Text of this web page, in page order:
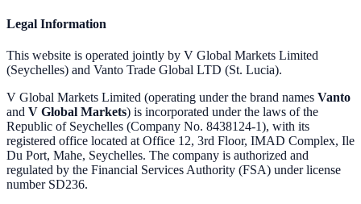
Legal Information
This website is operated jointly by V Global Markets Limited
(Seychelles) and Vanto Trade Global LTD (St. Lucia).
V Global Markets Limited (operating under the brand names Vanto
and V Global Markets) is incorporated under the laws of the
Republic of Seychelles (Company No. 8438124-1), with its
registered office located at Office 12, 3rd Floor, IMAD Complex, Ile
Du Port, Mahe, Seychelles. The company is authorized and
regulated by the Financial Services Authority (FSA) under license
number SD236.